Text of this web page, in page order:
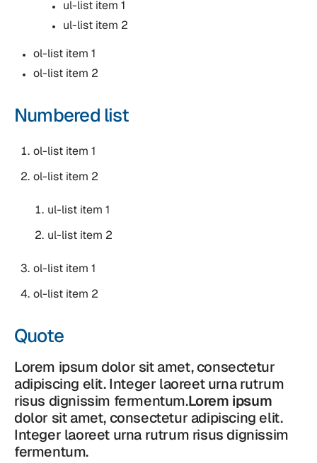
ul-list item 1
ul-list item 2
ol-list item 1
ol-list item 2
Numbered list
ol-list item 1
ol-list item 2
ul-list item 1
ul-list item 2
ol-list item 1
ol-list item 2
Quote
Lorem ipsum dolor sit amet, consectetur
adipiscing elit. Integer laoreet urna rutrum
risus dignissim fermentum.Lorem ipsum
dolor sit amet, consectetur adipiscing elit.
Integer laoreet urna rutrum risus dignissim
fermentum.